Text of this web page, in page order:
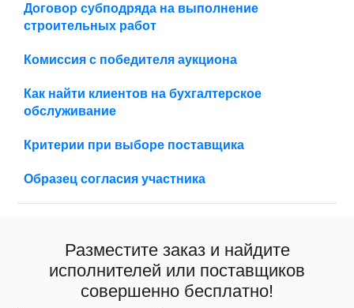
Договор субподряда на выполнение
строительных работ
Комиссия с победителя аукциона
Как найти клиентов на бухгалтерское
обслуживание
Критерии при выборе поставщика
Образец согласия участника
Разместите заказ и найдите
исполнителей или поставщиков
совершенно бесплатно!